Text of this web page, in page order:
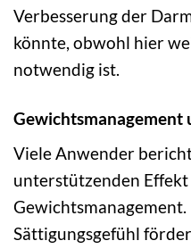
Verbesserung der
könnte, obwohl hier
notwendig ist.
Gewichtsmanagement
Viele Anwender
unterstützenden
Gewichtsmanagement.
Sättigungsgefühl